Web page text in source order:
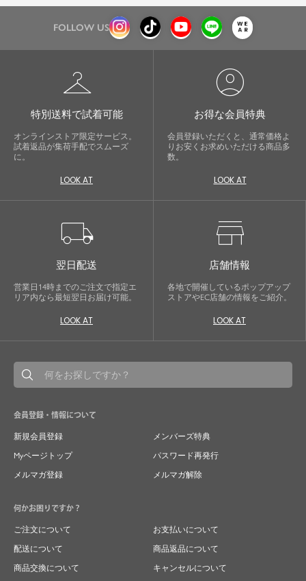
FOLLOW US
checkroom
特別送料で試着可能
オンラインストア限定サービス。
試着返品が集荷手配でスムーズ
に。
LOOK AT
account_circle
お得な会員特典
会員登録いただくと、通常価格よ
りお安くお求めいただける商品多
数。
LOOK AT
local_shipping
翌日配送
営業日14時までのご注文で指定エ
リア内なら最短翌日お届け可能。
LOOK AT
store
店舗情報
各地で開催しているポップアップ
ストアやEC店舗の情報をご紹介。
LOOK AT
会員登録・情報について
新規会員登録
メンバーズ特典
Myページトップ
パスワード再発行
メルマガ登録
メルマガ解除
何かお困りですか？
ご注文について
お支払いについて
配送について
商品返品について
商品交換について
キャンセルについて